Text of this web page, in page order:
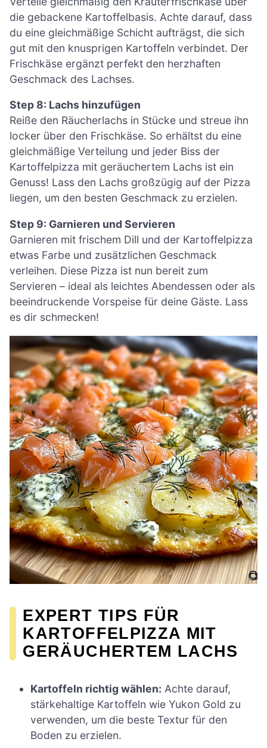
die gebackene Kartoffelbasis. Achte darauf, dass
du eine gleichmäßige Schicht aufträgst, die sich
gut mit den knusprigen Kartoffeln verbindet. Der
Frischkäse ergänzt perfekt den herzhaften
Geschmack des Lachses.
Step 8: Lachs hinzufügen
Reiße den Räucherlachs in Stücke und streue ihn
locker über den Frischkäse. So erhältst du eine
gleichmäßige Verteilung und jeder Biss der
Kartoffelpizza mit geräuchertem Lachs ist ein
Genuss! Lass den Lachs großzügig auf der Pizza
liegen, um den besten Geschmack zu erzielen.
Step 9: Garnieren und Servieren
Garnieren mit frischem Dill und der Kartoffelpizza
etwas Farbe und zusätzlichen Geschmack
verleihen. Diese Pizza ist nun bereit zum
Servieren – ideal als leichtes Abendessen oder als
beeindruckende Vorspeise für deine Gäste. Lass
es dir schmecken!
EXPERT TIPS FÜR
KARTOFFELPIZZA MIT
GERÄUCHERTEM LACHS
Kartoffeln richtig wählen: Achte darauf,
stärkehaltige Kartoffeln wie Yukon Gold zu
verwenden, um die beste Textur für den
Boden zu erzielen.